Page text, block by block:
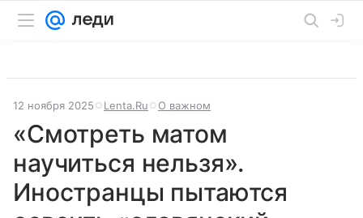
12 ноября 2025 Lenta.Ru О важном
«Смотреть матом
научиться нельзя».
Иностранцы пытаются